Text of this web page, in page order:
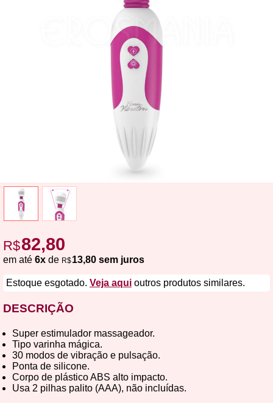
R$82,80
em até 6x de R$13,80 sem juros
Estoque esgotado. Veja aqui outros produtos similares.
DESCRIÇÃO
Super estimulador massageador.
Tipo varinha mágica.
30 modos de vibração e pulsação.
Ponta de silicone.
Corpo de plástico ABS alto impacto.
Usa 2 pilhas palito (AAA), não incluídas.